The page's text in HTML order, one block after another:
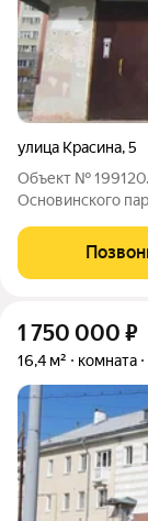
улица Красина,5
Объект № 199120.
Основинского
от шумных
расположена
1 750 000 ₽
16,4 м² комната